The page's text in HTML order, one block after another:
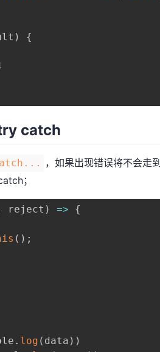
) {
catch
，如果出现错误将不会走到
；
reject ) =>
{
( ) ;
. log ( data ) )